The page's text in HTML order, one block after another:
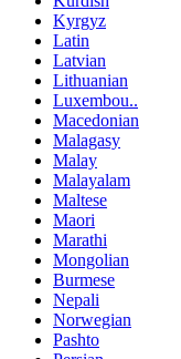
Kyrgyz
Latin
Latvian
Lithuanian
Luxembou..
Macedonian
Malagasy
Malay
Malayalam
Maltese
Maori
Marathi
Mongolian
Burmese
Nepali
Norwegian
Pashto